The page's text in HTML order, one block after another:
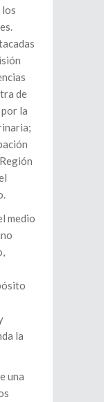
de
la
medio
la
una